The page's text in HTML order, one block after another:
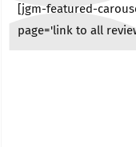
[jgm-featured-
page='link to all